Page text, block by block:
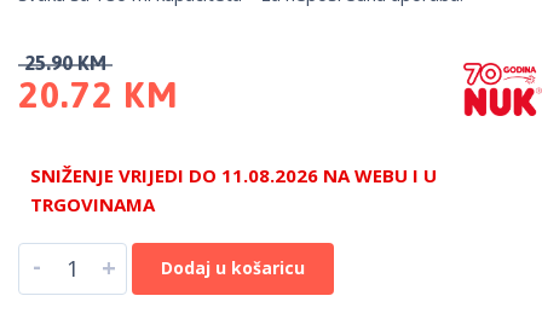
25.90KM
20.72 KM
SNIŽENJE VRIJEDI DO 11.08.2026 NA WEBU I U
TRGOVINAMA
- + Dodaj u košaricu